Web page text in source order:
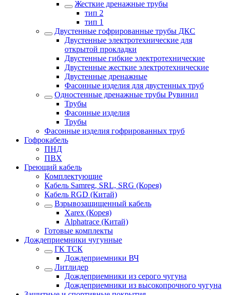
Жесткие дренажные трубы
тип 2
тип 1
Двустенные гофрированные трубы ДКС
Двустенные электротехнические для
открытой прокладки
Двустенные гибкие электротехнические
Двустенные жесткие электротехнические
Двустенные дренажные
Фасонные изделия для двустенных труб
Одностенные дренажные трубы Рувинил
Трубы
Фасонные изделия
Трубы
Фасонные изделия гофрированных труб
Гофрокабель
ПНД
ПВХ
Греющий кабель
Комплектующие
Кабель Samreg, SRL, SRG (Корея)
Кабель RGD (Китай)
Взрывозащищенный кабель
Xarex (Корея)
Alphatrace (Китай)
Готовые комплекты
Дождеприемники чугунные
ГК ТСК
Дождеприемники ВЧ
Литлидер
Дождеприемники из серого чугуна
Дождеприемники из высокопрочного чугуна